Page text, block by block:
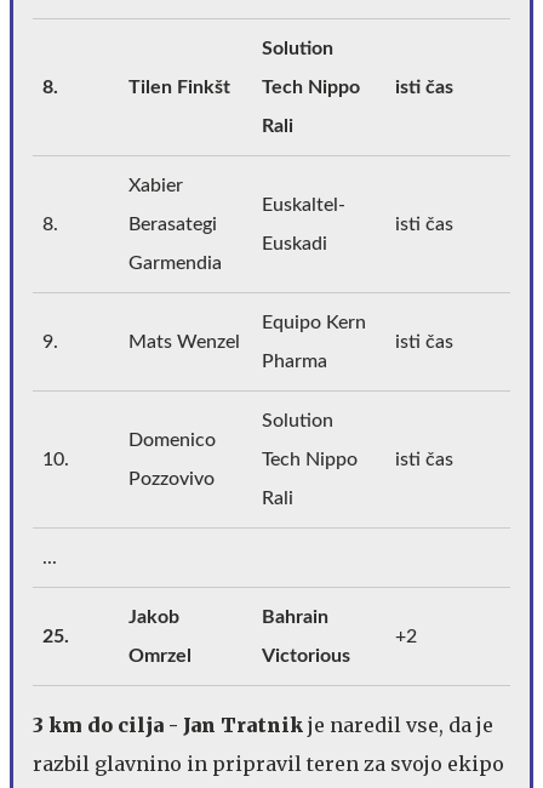
8. Tilen Finkšt
Solution
Tech Nippo
Rali
isti čas
8.
Xabier
Berasategi
Garmendia
Euskaltel-
Euskadi
isti čas
9. Mats Wenzel
Equipo Kern
Pharma
isti čas
10.
Domenico
Pozzovivo
Solution
Tech Nippo
Rali
isti čas
...
25.
Jakob
Omrzel
Bahrain
Victorious
+2
3 km do cilja - Jan Tratnik je naredil vse, da je
razbil glavnino in pripravil teren za svojo ekipo